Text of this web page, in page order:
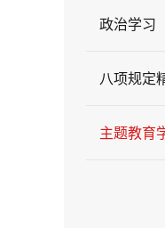
政治学习
八项规定
主题教育